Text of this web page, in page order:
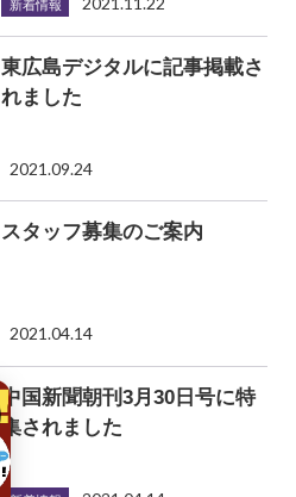
新着情報
東広島デジタルに記事掲載さ
れました
2021.09.24
スタッフ募集のご案内
2021.04.14
中国新聞朝刊3月30日号に特
集されました